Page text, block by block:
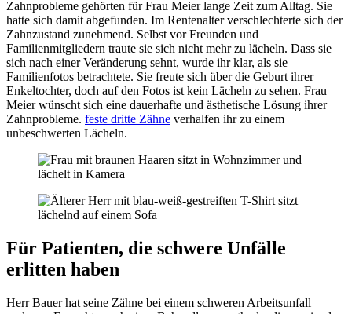
Zahnprobleme gehörten für Frau Meier lange Zeit zum Alltag. Sie
hatte sich damit abgefunden. Im Rentenalter verschlechterte sich der
Zahnzustand zunehmend. Selbst vor Freunden und
Familienmitgliedern traute sie sich nicht mehr zu lächeln. Dass sie
sich nach einer Veränderung sehnt, wurde ihr klar, als sie
Familienfotos betrachtete. Sie freute sich über die Geburt ihrer
Enkeltochter, doch auf den Fotos ist kein Lächeln zu sehen. Frau
Meier wünscht sich eine dauerhafte und ästhetische Lösung ihrer
Zahnprobleme. feste dritte Zähne verhalfen ihr zu einem
unbeschwerten Lächeln.
Für Patienten, die schwere Unfälle
erlitten haben
Herr Bauer hat seine Zähne bei einem schweren Arbeitsunfall